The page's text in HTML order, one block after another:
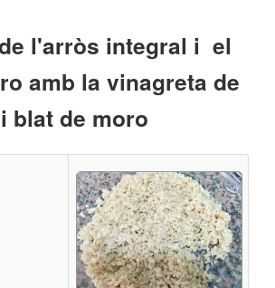
l'arròs integral i el
amb la vinagreta de
blat de moro